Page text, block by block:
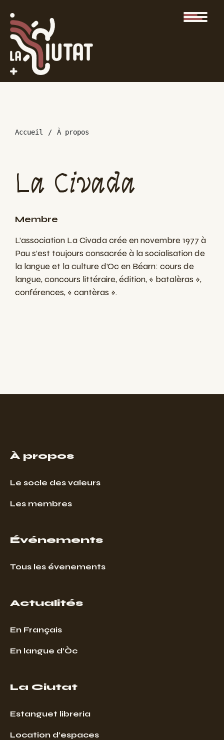
Accueil À propos
La Civada
Membre
L’association La Civada crée en novembre 1977 à
Pau s’est toujours consacrée à la socialisation de
la langue et la culture d’Oc en Béarn: cours de
langue, concours littéraire, édition, « batalèras »,
conférences, « cantèras ».
À propos
Le socle des valeurs
Les membres
Événements
Tous les évenements
Actualités
En Français
En langue d’Òc
La Ciutat
Estanguet libreria
Location d’espaces